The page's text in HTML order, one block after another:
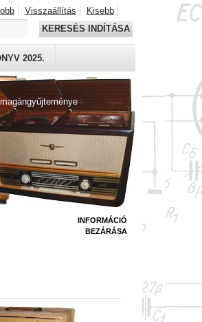
2025.
Visszaállítás
Kisebb
KERESÉS INDÍTÁSA
INFORMÁCIÓ
BEZÁRÁSA